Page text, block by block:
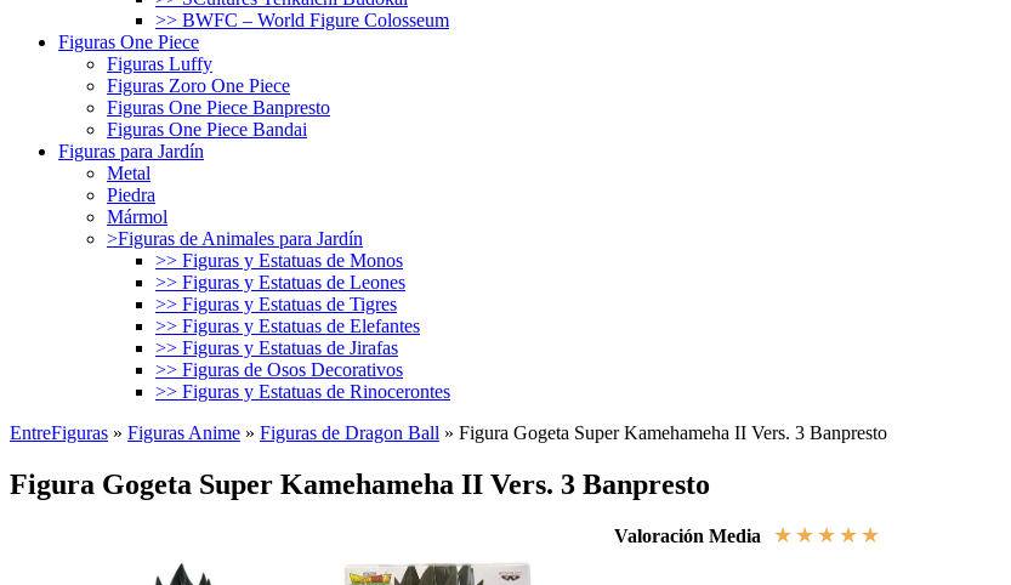
>> BWFC – World Figure Colosseum
Figuras One Piece
Figuras Luffy
Figuras Zoro One Piece
Figuras One Piece Banpresto
Figuras One Piece Bandai
Figuras para Jardín
Metal
Piedra
Mármol
>Figuras de Animales para Jardín
>> Figuras y Estatuas de Monos
>> Figuras y Estatuas de Leones
>> Figuras y Estatuas de Tigres
>> Figuras y Estatuas de Elefantes
>> Figuras y Estatuas de Jirafas
>> Figuras de Osos Decorativos
>> Figuras y Estatuas de Rinocerontes
EntreFiguras » Figuras Anime » Figuras de Dragon Ball » Figura Gogeta Super Kamehameha II Vers. 3 Banpresto
Figura Gogeta Super Kamehameha II Vers. 3 Banpresto
Valoración Media ★ ★ ★ ★ ★